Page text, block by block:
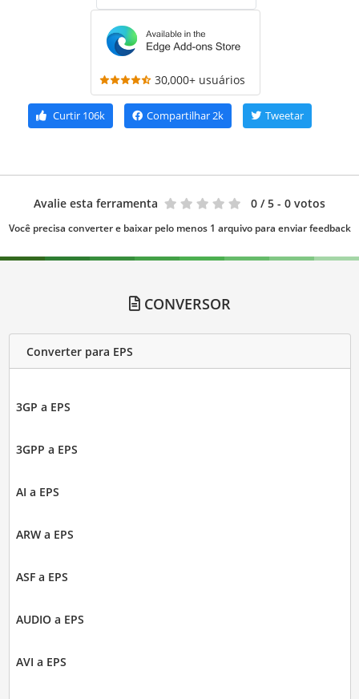
30,000+ usuários
Curtir 106k Compartilhar2k Tweetar
Avalie esta ferramenta 0 / 5 - 0 votos
Você precisa converter e baixar pelo menos 1 arquivo para enviar feedback
CONVERSOR
Converter para EPS
3GP a EPS
3GPP a EPS
AI a EPS
ARW a EPS
ASF a EPS
AUDIO a EPS
AVI a EPS